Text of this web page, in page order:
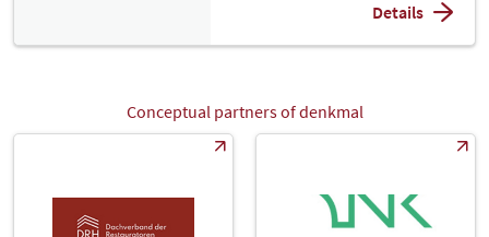
Details
Conceptual partners of denkmal